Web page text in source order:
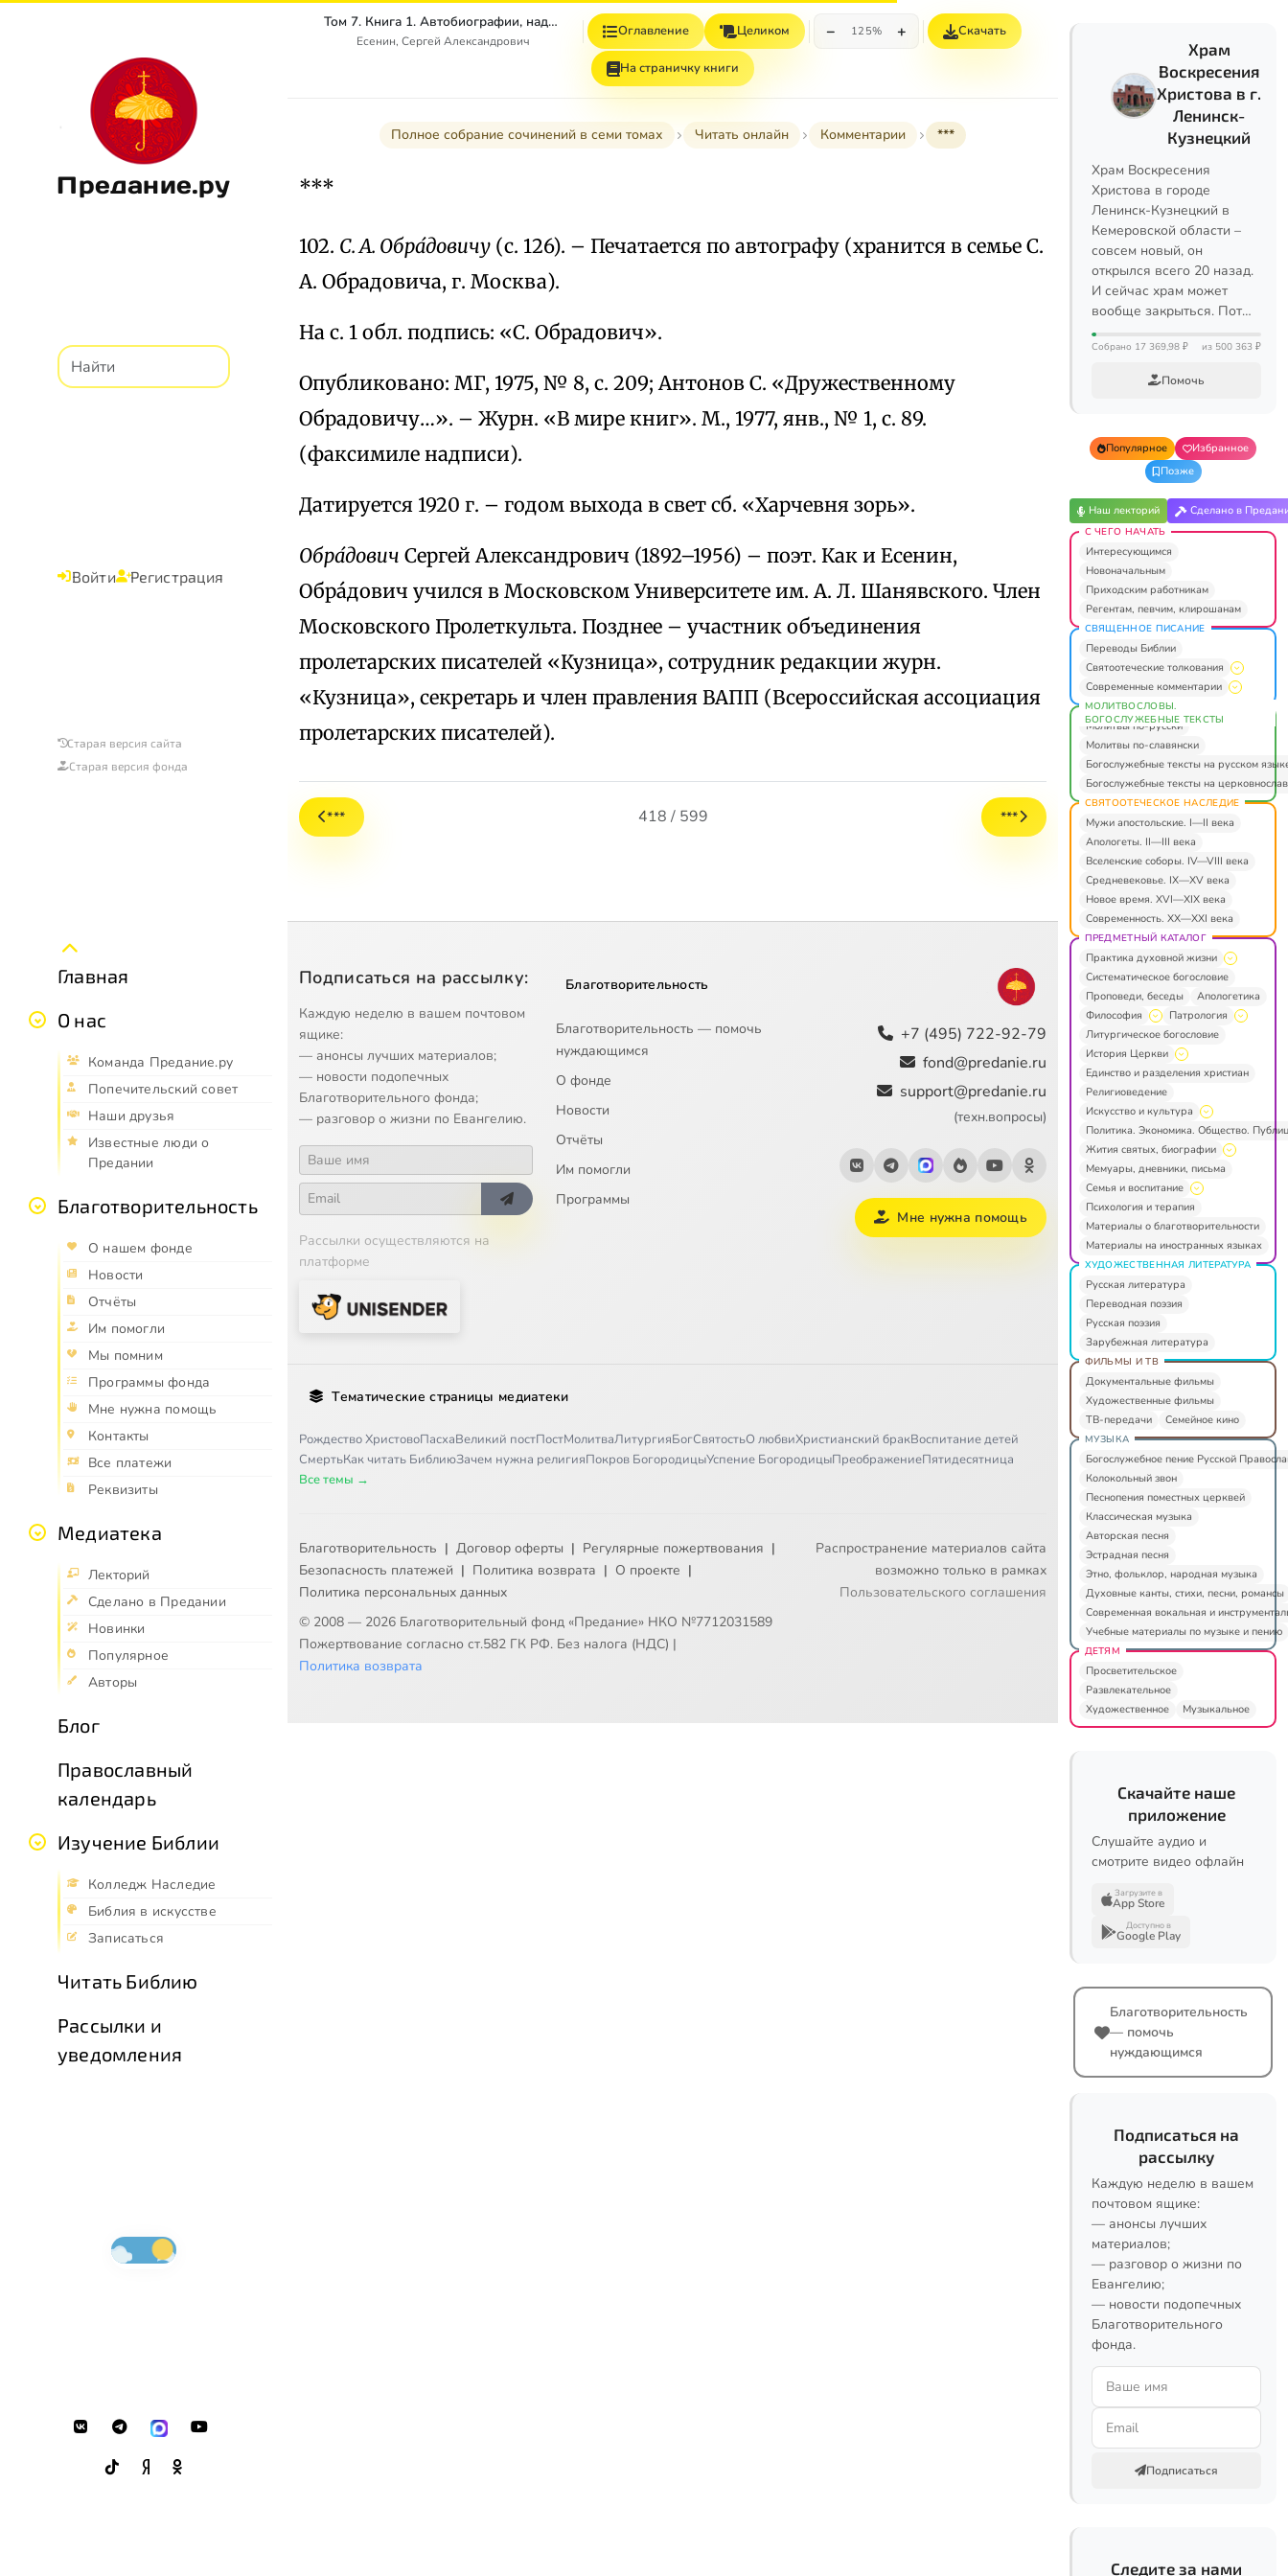
Предание.ру
Войти Регистрация
Старая версия сайта
Старая версия фонда
Главная
О нас
Команда Предание.ру
Попечительский совет
Наши друзья
Известные люди о
Предании
Благотворительность
О нашем фонде
Новости
Отчёты
Им помогли
Мы помним
Программы фонда
Мне нужна помощь
Контакты
Все платежи
Реквизиты
Медиатека
Лекторий
Сделано в Предании
Новинки
Популярное
Авторы
Блог
Православный
календарь
Изучение Библии
Колледж Наследие
Библия в искусстве
Записаться
Читать Библию
Рассылки и
уведомления
Том 7. Книга 1. Автобиографии, надписи и др
Есенин, Сергей Александрович
Оглавление Целиком − 125% + Скачать
На страничку книги
Полное собрание сочинений в семи томах Читать онлайн Комментарии ***
***
102. С. А. Обра́довичу (с. 126). – Печатается по автографу (хранится в семье С.
А. Обрадовича, г. Москва).
На с. 1 обл. подпись: «С. Обрадович».
Опубликовано: МГ, 1975, № 8, с. 209; Антонов С. «Дружественному
Обрадовичу…». – Журн. «В мире книг». М., 1977, янв., № 1, с. 89.
(факсимиле надписи).
Датируется 1920 г. – годом выхода в свет сб. «Харчевня зорь».
Обра́дович Сергей Александрович (1892–1956) – поэт. Как и Есенин,
Обра́дович учился в Московском Университете им. А. Л. Шанявского. Член
Московского Пролеткульта. Позднее – участник объединения
пролетарских писателей «Кузница», сотрудник редакции журн.
«Кузница», секретарь и член правления ВАПП (Всероссийская ассоциация
пролетарских писателей).
*** 418 / 599 ***
Подписаться на рассылку:
Каждую неделю в вашем почтовом
ящике:
— анонсы лучших материалов;
— новости подопечных
Благотворительного фонда;
— разговор о жизни по Евангелию.
Рассылки осуществляются на
платформе
Благотворительность
Благотворительность — помочь
нуждающимся
О фонде
Новости
Отчёты
Им помогли
Программы
+7 (495) 722-92-79
fond@predanie.ru
support@predanie.ru
(техн.вопросы)
Мне нужна помощь
Тематические страницы медиатеки
Рождество ХристовоПасхаВеликий постПостМолитваЛитургияБогСвятостьО любвиХристианский бракВоспитание детей
СмертьКак читать БиблиюЗачем нужна религияПокров БогородицыУспение БогородицыПреображениеПятидесятница
Все темы →
Благотворительность | Договор оферты | Регулярные пожертвования |
Безопасность платежей | Политика возврата | О проекте |
Политика персональных данных
© 2008 — 2026 Благотворительный фонд «Предание» НКО №7712031589
Пожертвование согласно ст.582 ГК РФ. Без налога (НДС) |
Политика возврата
Распространение материалов сайта
возможно только в рамках
Пользовательского соглашения
Храм
Воскресения
Христова в г.
Ленинск-
Кузнецкий
Храм Воскресения
Христова в городе
Ленинск-Кузнецкий в
Кемеровской области –
совсем новый, он
открылся всего 20 назад.
И сейчас храм может
вообще закрыться. Пот…
Собрано 17 369,98 ₽ из 500 363 ₽
Помочь
Популярное
Избранное
Позже
Наш лекторий Сделано в
С ЧЕГО НАЧАТЬ
Интересующимся
Новоначальным
Приходским работникам
Регентам, певчим, клирошанам
СВЯЩЕННОЕ ПИСАНИЕ
Переводы Библии
Святоотеческие толкования
Современные комментарии
МОЛИТВОСЛОВЫ.
БОГОСЛУЖЕБНЫЕ ТЕКСТЫ
Молитвы по-русски
Молитвы по-славянски
Богослужебные тексты на русском
Богослужебные тексты на
СВЯТООТЕЧЕСКОЕ НАСЛЕДИЕ
Мужи апостольские. I—II века
Апологеты. II—III века
Вселенские соборы. IV—VIII века
Средневековье. IX—XV века
Новое время. XVI—XIX века
Современность. XX—XXI века
ПРЕДМЕТНЫЙ КАТАЛОГ
Практика духовной жизни
Систематическое богословие
Проповеди, беседы
Апологетика
Философия
Патрология
Литургическое богословие
История Церкви
Единство и разделения христиан
Религиоведение
Искусство и культура
Политика. Экономика. Общество.
Жития святых, биографии
Мемуары, дневники, письма
Семья и воспитание
Психология и терапия
Материалы о благотворительности
Материалы на иностранных языках
ХУДОЖЕСТВЕННАЯ ЛИТЕРАТУРА
Русская литература
Переводная поэзия
Русская поэзия
Зарубежная литература
ФИЛЬМЫ И ТВ
Документальные фильмы
Художественные фильмы
ТВ-передачи
Семейное кино
МУЗЫКА
Богослужебное пение Русской
Колокольный звон
Песнопения поместных церквей
Классическая музыка
Авторская песня
Эстрадная песня
Этно, фольклор, народная музыка
Духовные канты, стихи, песни, романсы
Современная вокальная и
Учебные материалы по музыке и пению
ДЕТЯМ
Просветительское
Развлекательное
Художественное
Музыкальное
Скачайте наше
приложение
Слушайте аудио и
смотрите видео офлайн
Загрузите в
App Store
Доступно в
Google Play
Благотворительность
— помочь
нуждающимся
Подписаться на
рассылку
Каждую неделю в вашем
почтовом ящике:
— анонсы лучших
материалов;
— разговор о жизни по
Евангелию;
— новости подопечных
Благотворительного
фонда.
Подписаться
Следите за нами